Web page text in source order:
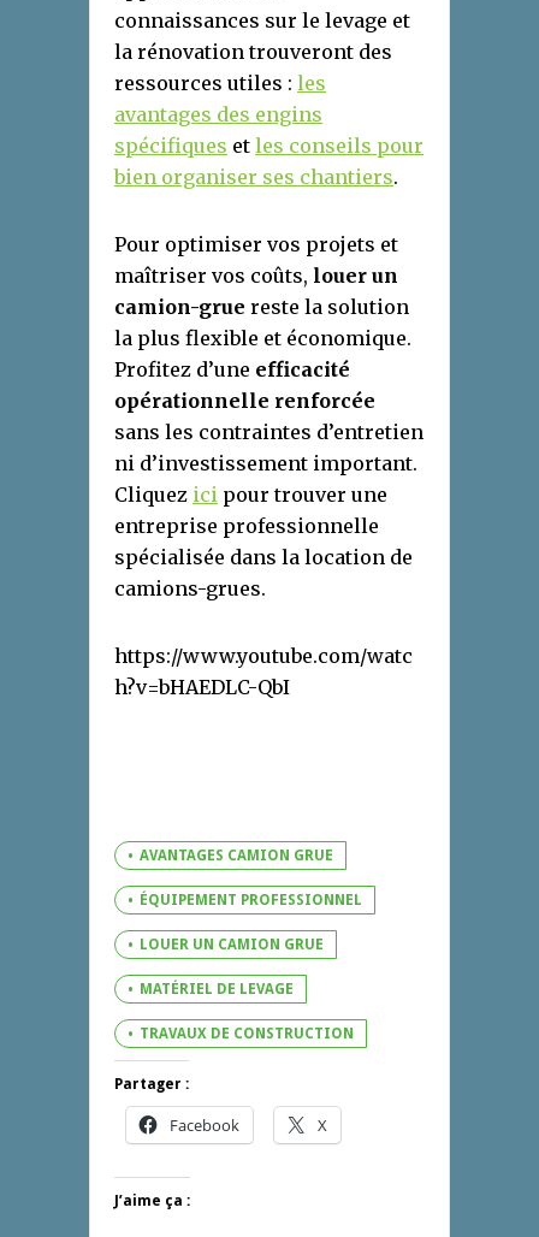
connaissances sur le levage et
la rénovation trouveront des
ressources utiles : les
avantages des engins
spécifiques et les conseils pour
bien organiser ses chantiers.
Pour optimiser vos projets et
maîtriser vos coûts, louer un
camion-grue reste la solution
la plus flexible et économique.
Profitez d’une efficacité
opérationnelle renforcée
sans les contraintes d’entretien
ni d’investissement important.
Cliquez ici pour trouver une
entreprise professionnelle
spécialisée dans la location de
camions-grues.
https://www.youtube.com/watc
h?v=bHAEDLC-QbI
AVANTAGES CAMION GRUE
ÉQUIPEMENT PROFESSIONNEL
LOUER UN CAMION GRUE
MATÉRIEL DE LEVAGE
TRAVAUX DE CONSTRUCTION
Partager :
Facebook X
J’aime ça :